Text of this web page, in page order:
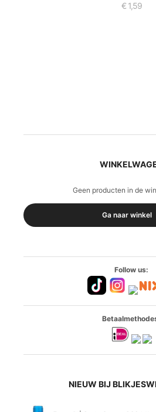
€1,59
Geen producten in de
Ga naar winkel
Follow us:
NIEUW BIJ